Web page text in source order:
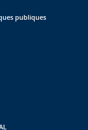
publiques